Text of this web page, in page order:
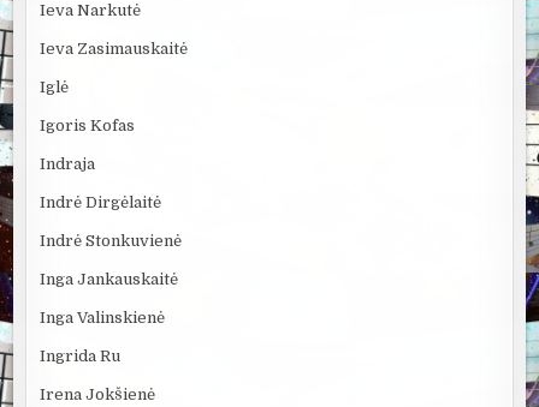
Ieva Narkutė
Ieva Zasimauskaitė
Iglė
Igoris Kofas
Indraja
Indrė Dirgėlaitė
Indrė Stonkuvienė
Inga Jankauskaitė
Inga Valinskienė
Ingrida Ru
Irena Jokšienė